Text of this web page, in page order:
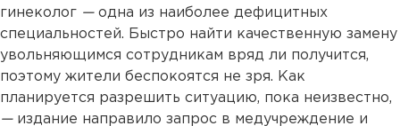
гинеколог —одна из наиболее дефицитных
специальностей. Быстро найти качественную замену
увольняющимся сотрудникам вряд ли получится,
поэтому жители беспокоятся не зря. Как
планируется разрешить ситуацию, пока неизвестно,
—издание направило запрос в медучреждение и